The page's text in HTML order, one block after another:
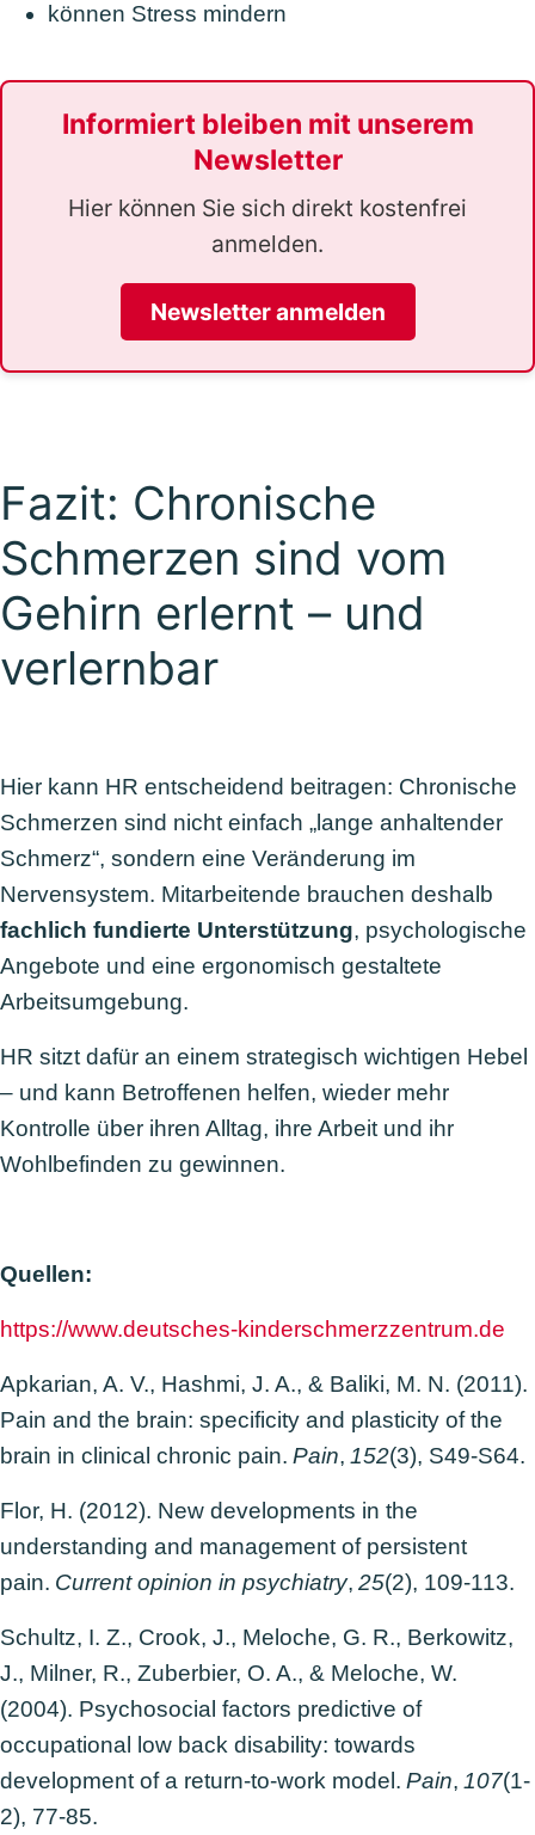
können Stress mindern
Informiert bleiben mit unserem
Newsletter
Hier können Sie sich direkt kostenfrei
anmelden.
Newsletter anmelden
Fazit: Chronische
Schmerzen sind vom
Gehirn erlernt – und
verlernbar
Hier kann HR entscheidend beitragen: Chronische
Schmerzen sind nicht einfach „lange anhaltender
Schmerz“, sondern eine Veränderung im
Nervensystem. Mitarbeitende brauchen deshalb
fachlich fundierte Unterstützung, psychologische
Angebote und eine ergonomisch gestaltete
Arbeitsumgebung.
HR sitzt dafür an einem strategisch wichtigen Hebel
– und kann Betroffenen helfen, wieder mehr
Kontrolle über ihren Alltag, ihre Arbeit und ihr
Wohlbefinden zu gewinnen.
Quellen:
https://www.deutsches-kinderschmerzzentrum.de
Apkarian, A. V., Hashmi, J. A., & Baliki, M. N. (2011).
Pain and the brain: specificity and plasticity of the
brain in clinical chronic pain. Pain, 152(3), S49-S64.
Flor, H. (2012). New developments in the
understanding and management of persistent
pain. Current opinion in psychiatry, 25(2), 109-113.
Schultz, I. Z., Crook, J., Meloche, G. R., Berkowitz,
J., Milner, R., Zuberbier, O. A., & Meloche, W.
(2004). Psychosocial factors predictive of
occupational low back disability: towards
development of a return-to-work model. Pain, 107(1-
2), 77-85.